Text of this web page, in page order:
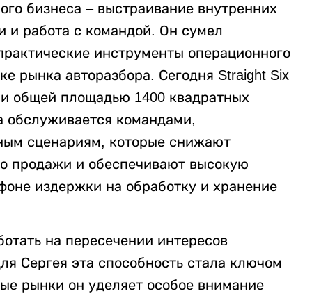
бизнеса – выстраивание внутренних
и работа с командой. Он сумел
инструменты операционного
рынка авторазбора. Сегодня Straight Six
общей площадью 1400 квадратных
обслуживается командами,
сценариям, которые снижают
продажи и обеспечивают высокую
издержки на обработку и хранение
на пересечении интересов
Сергея эта способность стала ключом
рынки он уделяет особое внимание